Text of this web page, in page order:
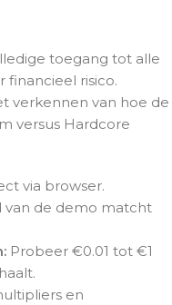
toegang tot alle
financieel risico.
verkennen van hoe de
versus Hardcore
via browser.
van de demo matcht
Probeer €0.01 tot €1
en